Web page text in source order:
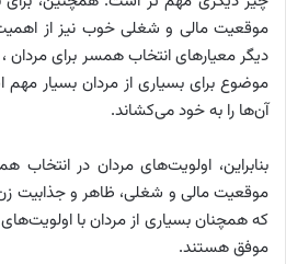
موقعیت مالی و شغلی خوب نیز از اهمیت
دیگر معیارهای انتخاب همسر برای
موضوع برای بسیاری از مردان بسیار
آن‌ها را به خود می‌کشاند.
بنابراین، اولویت‌های مردان در
موقعیت مالی و شغلی، ظاهر و جذابیت
که همچنان بسیاری از مردان با
موفق هستند.